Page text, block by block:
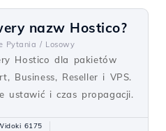
nazw Hostico?
Pytania / Losowy
Hostico dla pakietów
Business, Reseller i VPS.
ustawić i czas propagacji.
6175